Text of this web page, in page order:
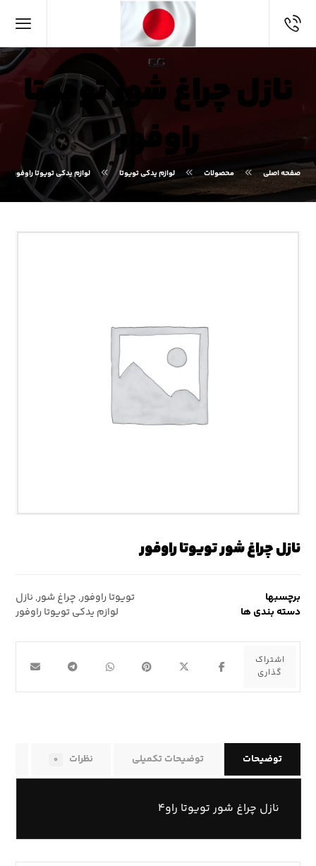
نازل چراغ شور تویوتا
راوفور
صفحه اصلی محصولات لوازم یدکی تویوتا لوازم یدکی تویوتا راوفور
نازل چراغ شور تویوتا راوفور
برچسبها تویوتا راوفور, چراغ شور, نازل
دسته بندی ها
لوازم یدکی تویوتا راوفور
توضیحات توضیحات تکمیلی نظرات ۰
نازل چراغ شور تویوتا راو۴